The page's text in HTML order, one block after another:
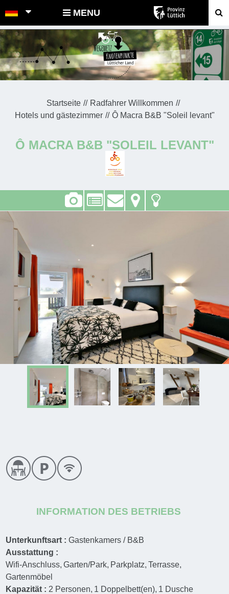
POINTS-NOEUDS MENU
Startseite
Radfahrer Willkommen
Hotels und gästezimmer
Ô Macra B&B "Soleil levant"
Ô MACRA B&B "SOLEIL LEVANT"
INFORMATION DES BETRIEBS
Unterkunftsart :Gastenkamers / B&B
Ausstattung :
Wifi-Anschluss Garten/Park Parkplatz Terrasse
Gartenmöbel
Kapazität : 2 Personen 1 Doppelbett(en) 1 Dusche